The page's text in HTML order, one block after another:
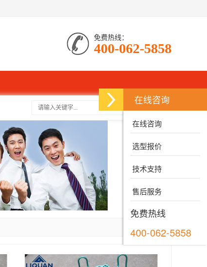
免费热线：
400-062-5858
在线咨询
在线咨询
选型报价
技术支持
售后服务
免费热线
400-062-5858